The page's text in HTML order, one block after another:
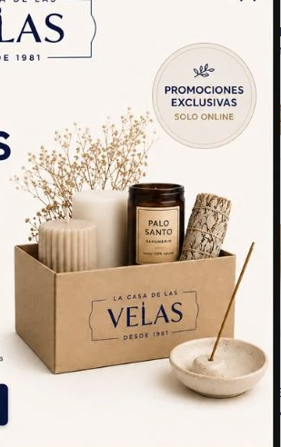
DHOOP HEM
- Precioso Musk
INCIENSO
25GR X12 -
407
HEM MASALA
X12 - Ambar
INCIENSO
ORGANICO